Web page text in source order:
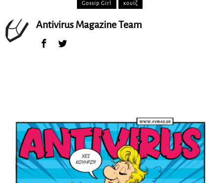
Gossip Girl κουίζ
Antivirus Magazine Team